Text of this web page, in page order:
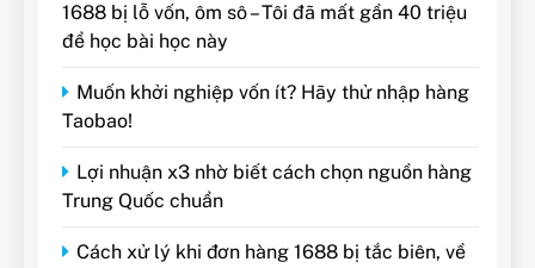
1688 bị lỗ vốn, ôm sô – Tôi đã mất gần 40 triệu
để học bài học này
Muốn khởi nghiệp vốn ít? Hãy thử nhập hàng
Taobao!
Lợi nhuận x3 nhờ biết cách chọn nguồn hàng
Trung Quốc chuẩn
Cách xử lý khi đơn hàng 1688 bị tắc biên, về